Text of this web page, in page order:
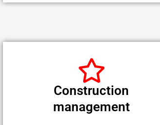
Construction
management